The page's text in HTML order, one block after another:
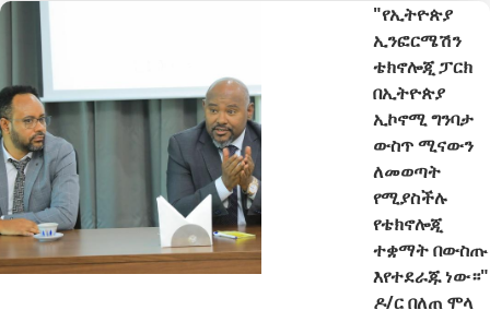
"የኢትዮጵያ
ኢንፎርሜሽን
ቴክኖሎጂ ፓርክ
በኢትዮጵያ
ኢኮኖሚ ግንባታ
ውስጥ ሚናውን
ለመወጣት
የሚያስችሉ
የቴክኖሎጂ
ተቋማት በውስጡ
እየተደራጁ ነው።"
ዶ/ር በለጠ ሞላ